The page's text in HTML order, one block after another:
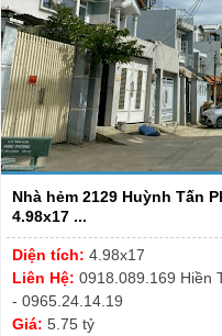
Nhà hẻm 2129 Huỳnh Tấn
4.98x17 ...
Diện tích: 4.98x17
Liên Hệ: 0918.089.169 Hiền
- 0965.24.14.19
Giá: 5.75 tỷ